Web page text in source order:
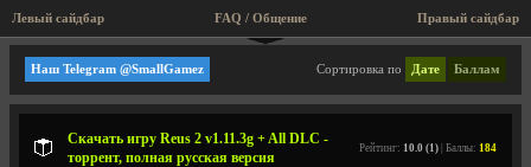
Левый сайдбар Правый сайдбар
FAQ / Общение
Abbey Games
Сортировка по Дате Баллам
Наш Telegram @SmallGamez
Скачать игру Reus 2 v1.11.3g + All DLC -
торрент, полная русская версия
Рейтинг: 10.0 (1) | Баллы: 184